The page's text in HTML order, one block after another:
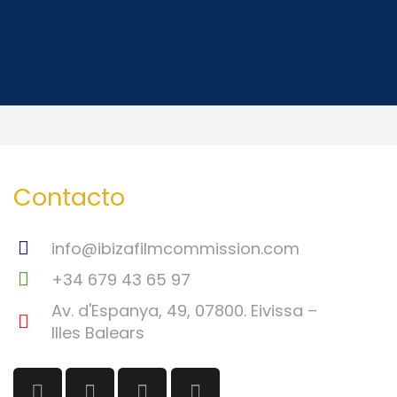
Contacto
info@ibizafilmcommission.com
+34 679 43 65 97
Av. d'Espanya, 49, 07800. Eivissa –
Illes Balears